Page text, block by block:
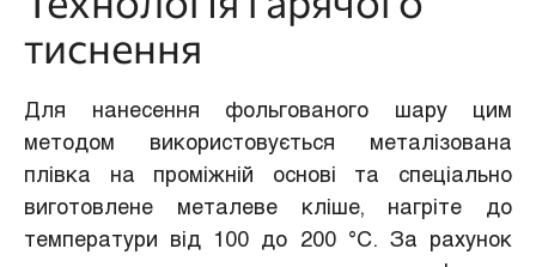
тиснення
Для нанесення фольгованого шару цим
методом використовується металізована
плівка на проміжній основі та спеціально
виготовлене металеве кліше, нагріте до
температури від 100 до 200 °С. За рахунок